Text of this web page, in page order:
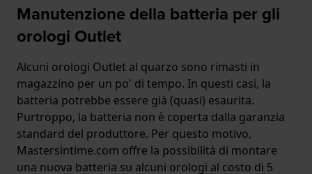
Manutenzione della batteria per gli
orologi Outlet
Alcuni orologi Outlet al quarzo sono rimasti in
magazzino per un po' di tempo. In questi casi, la
batteria potrebbe essere già (quasi) esaurita.
Purtroppo, la batteria non è coperta dalla garanzia
standard del produttore. Per questo motivo,
Mastersintime.com offre la possibilità di montare
una nuova batteria su alcuni orologi al costo di 5